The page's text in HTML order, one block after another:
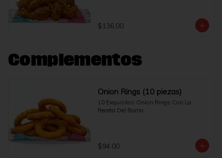
$136.00
Complementos
Onion Rings (10 piezas)
10 Exquisitos Onion Rings Con La
Receta Del Barrio.
$94.00